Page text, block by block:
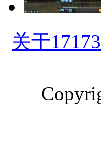
关于17173